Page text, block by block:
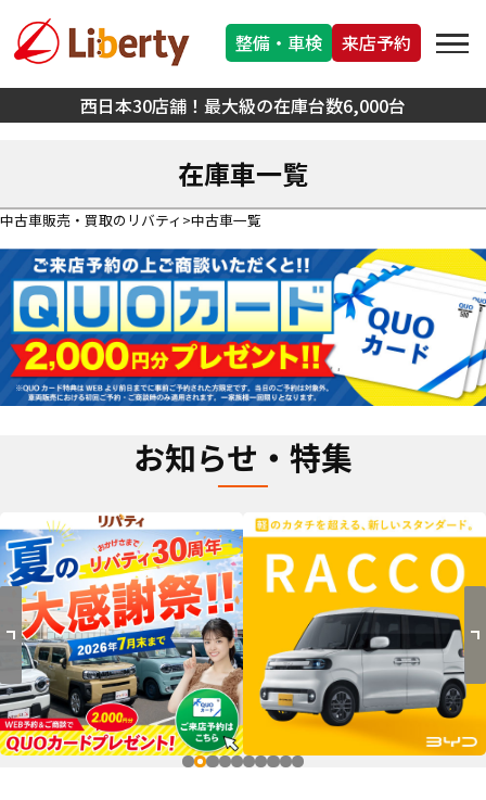
西日本30店舗！最大級の在庫台数6,000台
整備・車検 来店予約
在庫車一覧
中古車販売・買取のリバティ 中古車一覧
お知らせ・特集